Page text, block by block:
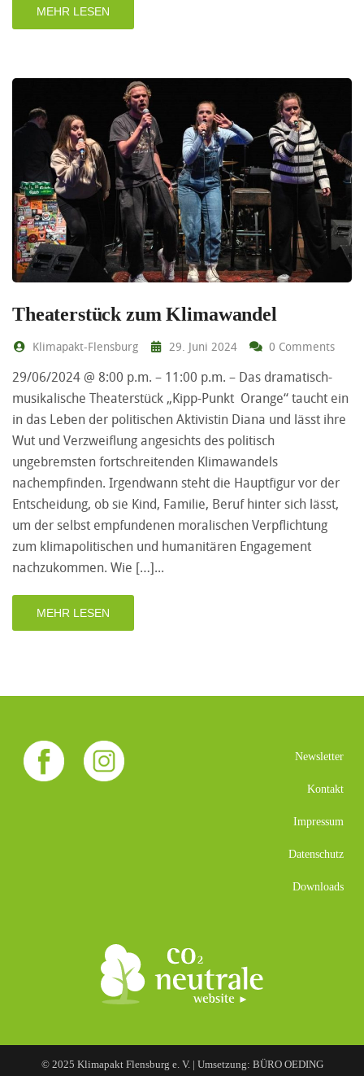
MEHR LESEN
Theaterstück zum Klimawandel
Klimapakt-Flensburg 29. Juni 2024 0 Comments
29/06/2024 @ 8:00 p.m. – 11:00 p.m. – Das dramatisch-
musikalische Theaterstück „Kipp-Punkt Orange“ taucht ein
in das Leben der politischen Aktivistin Diana und lässt ihre
Wut und Verzweiflung angesichts des politisch
ungebremsten fortschreitenden Klimawandels
nachempfinden. Irgendwann steht die Hauptfigur vor der
Entscheidung, ob sie Kind, Familie, Beruf hinter sich lässt,
um der selbst empfundenen moralischen Verpflichtung
zum klimapolitischen und humanitären Engagement
nachzukommen. Wie […]
MEHR LESEN
Newsletter
Kontakt
Impressum
Datenschutz
Downloads
© 2025 Klimapakt Flensburg e. V. | Umsetzung: BÜRO OEDING